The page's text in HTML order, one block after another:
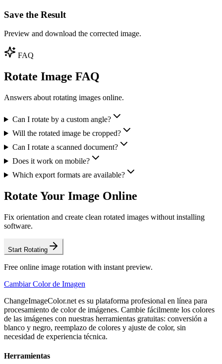
Save the Result
Preview and download the corrected image.
FAQ
Rotate Image FAQ
Answers about rotating images online.
Can I rotate by a custom angle?
Will the rotated image be cropped?
Can I rotate a scanned document?
Does it work on mobile?
Which export formats are available?
Rotate Your Image Online
Fix orientation and create clean rotated images without installing
software.
Start Rotating
Free online image rotation with instant preview.
Cambiar Color de Imagen
ChangeImageColor.net es su plataforma profesional en línea para
procesamiento de color de imágenes. Cambie fácilmente los colores
de las imágenes con nuestras herramientas gratuitas: conversión a
blanco y negro, reemplazo de colores y ajuste de color, sin
necesidad de experiencia técnica.
Herramientas